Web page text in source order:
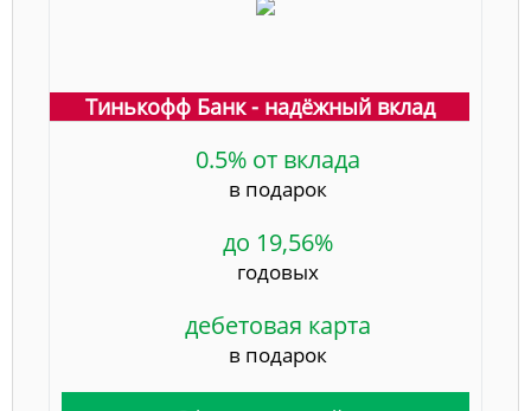
Тинькофф Банк - надёжный вклад
0.5% от вклада
в подарок
до 19,56%
годовых
дебетовая карта
в подарок